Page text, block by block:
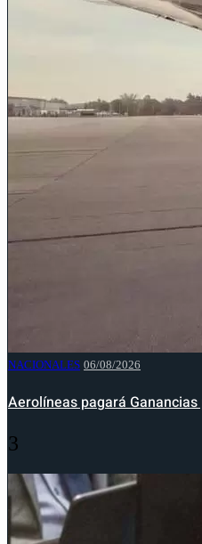
NACIONALES 06/08/2026
Aerolíneas pagará
3